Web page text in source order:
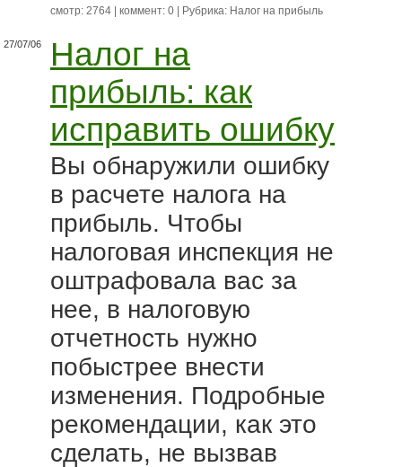
смотр: 2764 | коммент: 0 | Рубрика: Налог на прибыль
27/07/06
Налог на
прибыль: как
исправить ошибку
Вы обнаружили ошибку
в расчете налога на
прибыль. Чтобы
налоговая инспекция не
оштрафовала вас за
нее, в налоговую
отчетность нужно
побыстрее внести
изменения. Подробные
рекомендации, как это
сделать, не вызвав